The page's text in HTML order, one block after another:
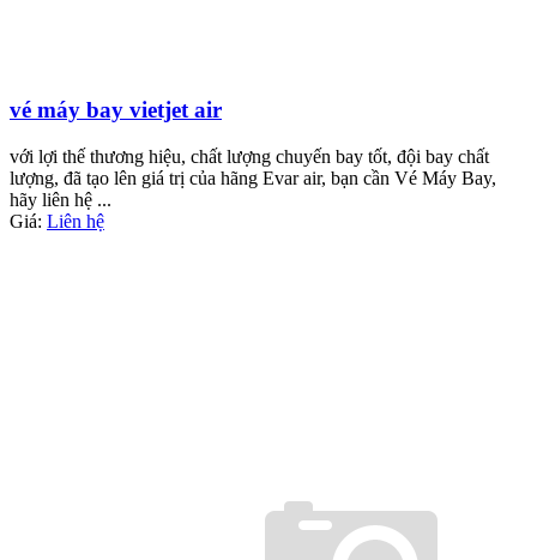
vé máy bay vietjet air
với lợi thế thương hiệu, chất lượng chuyến bay tốt, đội bay chất
lượng, đã tạo lên giá trị của hãng Evar air, bạn cần Vé Máy Bay,
hãy liên hệ ...
Giá: Liên hệ